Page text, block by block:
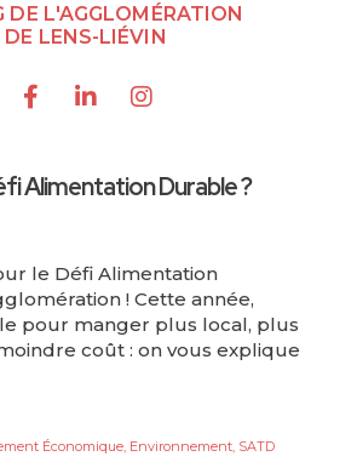
DE L'AGGLOMÉRATION
DE LENS-LIÉVIN
Alimentation Durable ?
le Défi Alimentation
! Cette année,
pour manger plus local, plus
coût : on vous explique
Économique, Environnement, SATD